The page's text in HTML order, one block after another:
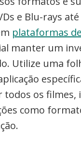
e Blu-rays
plataformas
manter um
Utilize uma
todos os filmes,
como